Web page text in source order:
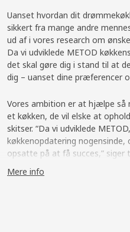
Uanset hvordan dit
sikkert fra mange andre
ud af i vores research om
Da vi udviklede METOD
det skal gøre dig i stand til at
dig – uanset dine præferencer
Vores ambition er at hjælpe så
et køkken, de vil elske at
skitser. “Da vi udviklede
køkkenopdatering nogensinde,
opsatte på at få succes,” siger
Mere info